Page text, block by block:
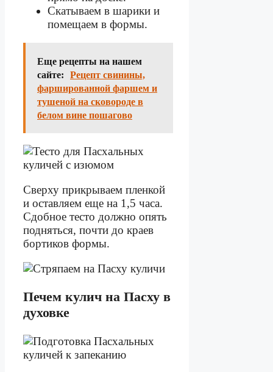
Скатываем в шарики и
помещаем в формы.
Еще рецепты на нашем
сайте:
Рецепт свинины,
фаршированной фаршем и
тушеной на сковороде в
белом вине пошагово
Сверху прикрываем пленкой
и оставляем еще на 1,5 часа.
Сдобное тесто должно опять
подняться, почти до краев
бортиков формы.
Печем кулич на Пасху в
духовке